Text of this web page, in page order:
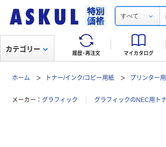
すべて
履歴・再注文 マイカタログ
カテゴリー
ホーム トナー/インク/コピー用紙 プリンター
メーカー グラフィック グラフィックのNEC用ト